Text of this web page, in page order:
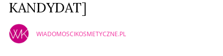
KANDYDAT]
WIADOMOSCIKOSMETYCZNE.PL